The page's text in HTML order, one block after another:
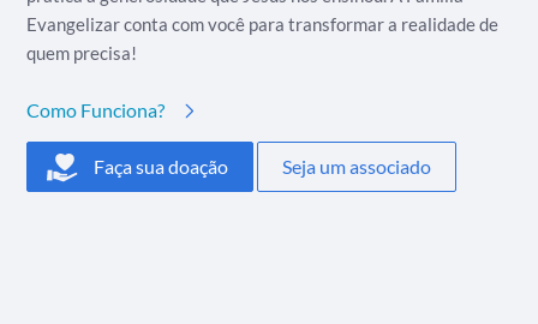
Evangelizar conta com você para transformar a realidade de
quem precisa!
Como Funciona?
Faça sua doação Seja um associado